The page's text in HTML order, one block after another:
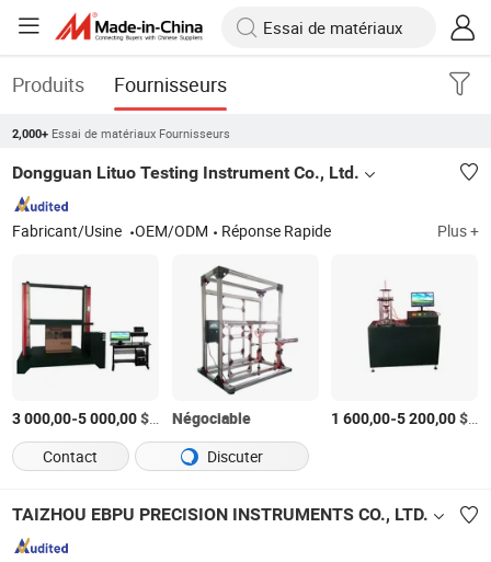
Produits Fournisseurs
2,000+ Essai de matériaux Fournisseurs
Dongguan Lituo Testing Instrument Co., Ltd.
Fabricant/Usine OEM/ODM Réponse Rapide Plus +
3 000,00-5 000,00$US /Pièce
Négociable 1 600,00-5 200,00$US
Contact
Discuter
TAIZHOU EBPU PRECISION INSTRUMENTS CO., LTD.